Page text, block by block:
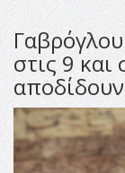
στις 9